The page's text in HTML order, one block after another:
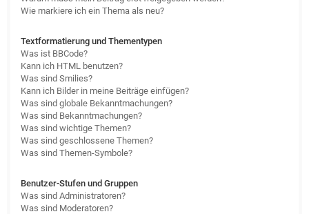
Wie markiere ich ein Thema als neu?
Textformatierung und Thementypen
Was ist BBCode?
Kann ich HTML benutzen?
Was sind Smilies?
Kann ich Bilder in meine Beiträge einfügen?
Was sind globale Bekanntmachungen?
Was sind Bekanntmachungen?
Was sind wichtige Themen?
Was sind geschlossene Themen?
Was sind Themen-Symbole?
Benutzer-Stufen und Gruppen
Was sind Administratoren?
Was sind Moderatoren?